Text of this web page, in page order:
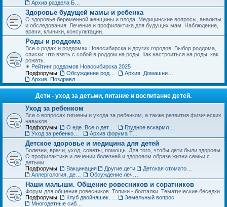
Здоровье будущей мамы и ребенка
О здоровье беременной женщины и плода. Медицинские вопросы, анализы
и обследования. Лечение и профилактика для будущих мам. Наблюдение,
врачи, клиники, консультации.
Роды и роддома
Все о родах и роддомах Новосибирска и других городов. Выбор роддома,
списки: что взять с собой в роддом на роды. Как настроиться на роды, как
рожать.
✴ Рейтинг роддомов Новосибирска 2025
Подфорумы:
Дети - уход за детьми, питание и воспитание детей.
Уход за ребенком
Все о вопросах гигиены и ухода за ребенком, а также развития физических
навыков.
Подфорумы:
Архив форума Товары для детей
Детское здоровье и медицина для детей
Болезни, врачи, уход, советы, помощь. Для того, чтобы дети были здоровы.
О профилактике и лечении болезней и здоровом образе жизни семьи с
детьми
Подфорумы:
Вакцинация Другие дети
Наши малыши. Общение ровесников и соратников
Форум для общения ровесников. Топики - болталки. Тематические беседки
Подфорумы:
Земельный вопрос